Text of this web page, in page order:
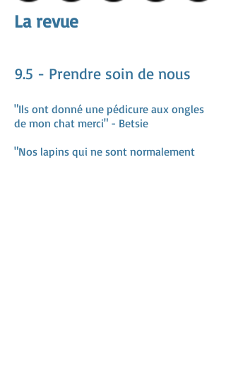
La revue
9.5 - Prendre soin de nous
"Ils ont donné une pédicure aux ongles
de mon chat merci" - Betsie
"Nos lapins qui ne sont normalement